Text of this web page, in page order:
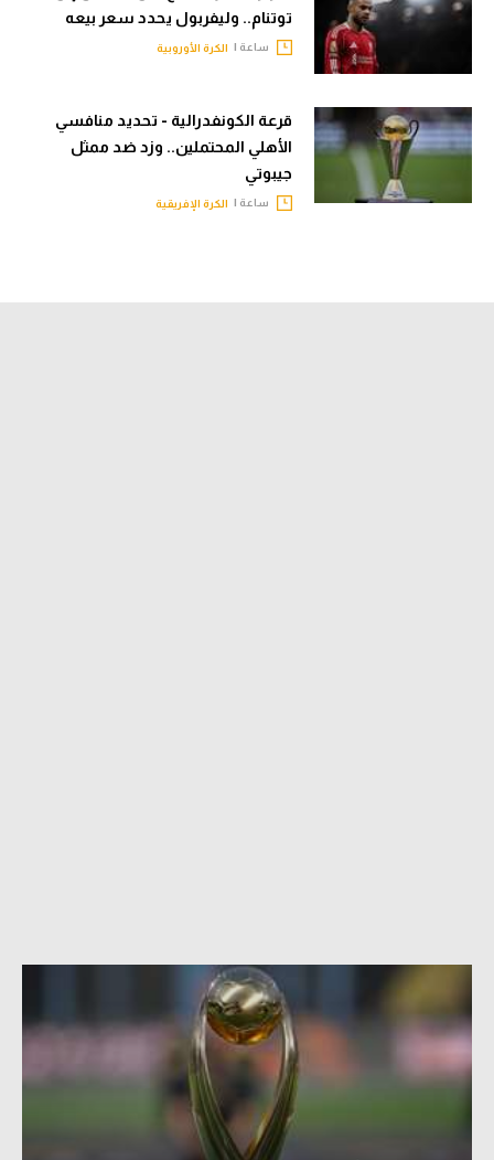
توتنام.. وليفربول يحدد سعر بيعه
ساعة | الكرة الأوروبية
قرعة الكونفدرالية - تحديد منافسي
الأهلي المحتملين.. وزد ضد ممثل
جيبوتي
ساعة | الكرة الإفريقية